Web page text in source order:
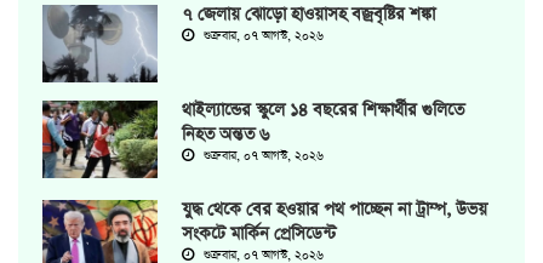
৭ জেলায় ঝোড়ো হাওয়াসহ বজ্রবৃষ্টির শঙ্কা
শুক্রবার, ০৭ আগস্ট, ২০২৬
থাইল্যান্ডের স্কুলে ১৪ বছরের শিক্ষার্থীর গুলিতে
নিহত অন্তত ৬
শুক্রবার, ০৭ আগস্ট, ২০২৬
যুদ্ধ থেকে বের হওয়ার পথ পাচ্ছেন না ট্রাম্প, উভয়
সংকটে মার্কিন প্রেসিডেন্ট
শুক্রবার, ০৭ আগস্ট, ২০২৬